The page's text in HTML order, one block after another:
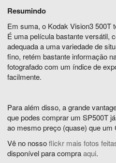
Resumindo
Em suma, o Kodak Vision3 500T
É uma película bastante versátil,
adequada a uma variedade de
fino, retém bastante informação
fotografado com um índice de
facilmente.
Para além disso, a grande
que podes comprar um SP500T
ao mesmo preço (quase) que um
Vê no nossoflickr mais fotos
disponível para compraaqui.